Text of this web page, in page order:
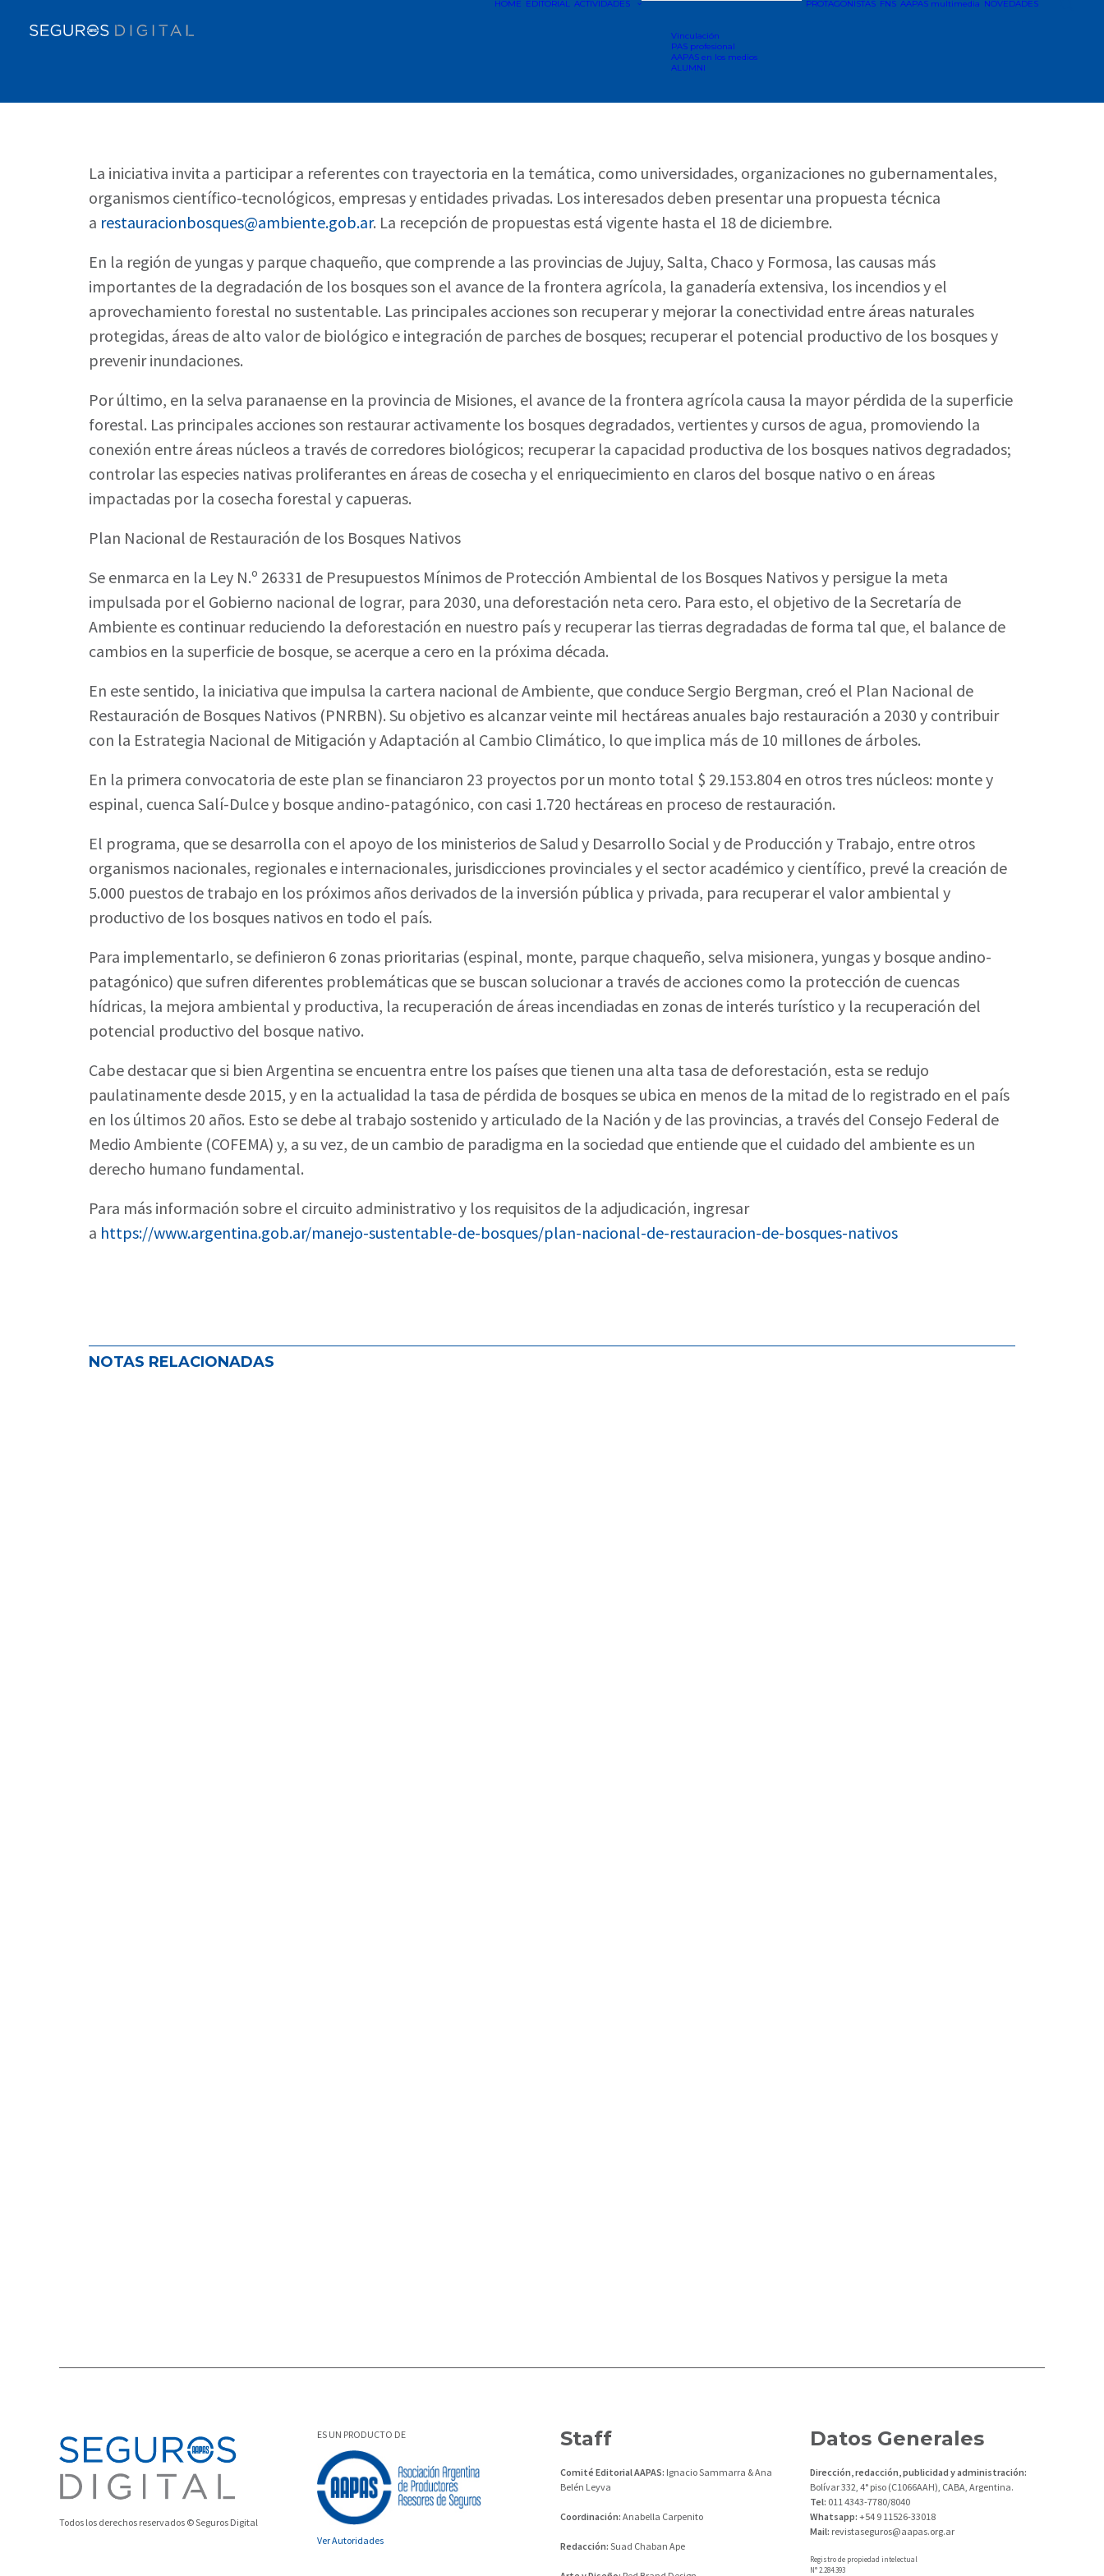
HOME EDITORIAL ACTIVIDADES
Vinculación
PAS profesional
AAPAS en los medios
ALUMNI
PROTAGONISTAS FNS AAPAS multimedia NOVEDADES
La iniciativa invita a participar a referentes con trayectoria en la temática, como universidades, organizaciones no gubernamentales,
organismos científico-tecnológicos, empresas y entidades privadas. Los interesados deben presentar una propuesta técnica
a restauracionbosques@ambiente.gob.ar. La recepción de propuestas está vigente hasta el 18 de diciembre.
En la región de yungas y parque chaqueño, que comprende a las provincias de Jujuy, Salta, Chaco y Formosa, las causas más
importantes de la degradación de los bosques son el avance de la frontera agrícola, la ganadería extensiva, los incendios y el
aprovechamiento forestal no sustentable. Las principales acciones son recuperar y mejorar la conectividad entre áreas naturales
protegidas, áreas de alto valor de biológico e integración de parches de bosques; recuperar el potencial productivo de los bosques y
prevenir inundaciones.
Por último, en la selva paranaense en la provincia de Misiones, el avance de la frontera agrícola causa la mayor pérdida de la superficie
forestal. Las principales acciones son restaurar activamente los bosques degradados, vertientes y cursos de agua, promoviendo la
conexión entre áreas núcleos a través de corredores biológicos; recuperar la capacidad productiva de los bosques nativos degradados;
controlar las especies nativas proliferantes en áreas de cosecha y el enriquecimiento en claros del bosque nativo o en áreas
impactadas por la cosecha forestal y capueras.
Plan Nacional de Restauración de los Bosques Nativos
Se enmarca en la Ley N.º 26331 de Presupuestos Mínimos de Protección Ambiental de los Bosques Nativos y persigue la meta
impulsada por el Gobierno nacional de lograr, para 2030, una deforestación neta cero. Para esto, el objetivo de la Secretaría de
Ambiente es continuar reduciendo la deforestación en nuestro país y recuperar las tierras degradadas de forma tal que, el balance de
cambios en la superficie de bosque, se acerque a cero en la próxima década.
En este sentido, la iniciativa que impulsa la cartera nacional de Ambiente, que conduce Sergio Bergman, creó el Plan Nacional de
Restauración de Bosques Nativos (PNRBN). Su objetivo es alcanzar veinte mil hectáreas anuales bajo restauración a 2030 y contribuir
con la Estrategia Nacional de Mitigación y Adaptación al Cambio Climático, lo que implica más de 10 millones de árboles.
En la primera convocatoria de este plan se financiaron 23 proyectos por un monto total $ 29.153.804 en otros tres núcleos: monte y
espinal, cuenca Salí-Dulce y bosque andino-patagónico, con casi 1.720 hectáreas en proceso de restauración.
El programa, que se desarrolla con el apoyo de los ministerios de Salud y Desarrollo Social y de Producción y Trabajo, entre otros
organismos nacionales, regionales e internacionales, jurisdicciones provinciales y el sector académico y científico, prevé la creación de
5.000 puestos de trabajo en los próximos años derivados de la inversión pública y privada, para recuperar el valor ambiental y
productivo de los bosques nativos en todo el país.
Para implementarlo, se definieron 6 zonas prioritarias (espinal, monte, parque chaqueño, selva misionera, yungas y bosque andino-
patagónico) que sufren diferentes problemáticas que se buscan solucionar a través de acciones como la protección de cuencas
hídricas, la mejora ambiental y productiva, la recuperación de áreas incendiadas en zonas de interés turístico y la recuperación del
potencial productivo del bosque nativo.
Cabe destacar que si bien Argentina se encuentra entre los países que tienen una alta tasa de deforestación, esta se redujo
paulatinamente desde 2015, y en la actualidad la tasa de pérdida de bosques se ubica en menos de la mitad de lo registrado en el país
en los últimos 20 años. Esto se debe al trabajo sostenido y articulado de la Nación y de las provincias, a través del Consejo Federal de
Medio Ambiente (COFEMA) y, a su vez, de un cambio de paradigma en la sociedad que entiende que el cuidado del ambiente es un
derecho humano fundamental.
Para más información sobre el circuito administrativo y los requisitos de la adjudicación, ingresar
a https://www.argentina.gob.ar/manejo-sustentable-de-bosques/plan-nacional-de-restauracion-de-bosques-nativos
NOTAS RELACIONADAS
Todos los derechos reservados © Seguros Digital
ES UN PRODUCTO DE
Ver Autoridades
Staff
Comité Editorial AAPAS: Ignacio Sammarra & Ana
Belén Leyva
Coordinación: Anabella Carpenito
Redacción: Suad Chaban Ape
Datos Generales
Dirección, redacción, publicidad y administración:
Bolívar 332, 4° piso (C1066AAH), CABA, Argentina.
Tel: 011 4343-7780/8040
Whatsapp: +54 9 11526-33018
Mail: revistaseguros@aapas.org.ar
Registro de propiedad intelectual
N° 2.284.393